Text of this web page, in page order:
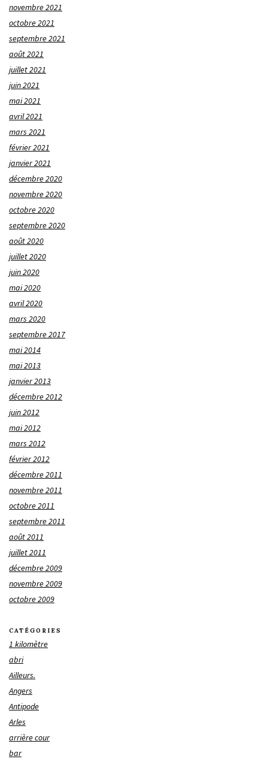
novembre 2021
octobre 2021
septembre 2021
août 2021
juillet 2021
juin 2021
mai 2021
avril 2021
mars 2021
février 2021
janvier 2021
décembre 2020
novembre 2020
octobre 2020
septembre 2020
août 2020
juillet 2020
juin 2020
mai 2020
avril 2020
mars 2020
septembre 2017
mai 2014
mai 2013
janvier 2013
décembre 2012
juin 2012
mai 2012
mars 2012
février 2012
décembre 2011
novembre 2011
octobre 2011
septembre 2011
août 2011
juillet 2011
décembre 2009
novembre 2009
octobre 2009
CATÉGORIES
1 kilomètre
abri
Ailleurs.
Angers
Antipode
Arles
arrière cour
bar